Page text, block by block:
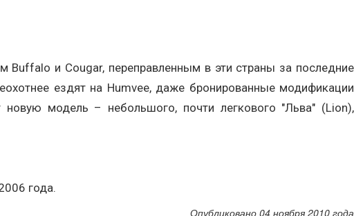
Buffalo и Cougar, переправленным в эти страны за последние
ездят на Humvee, даже бронированные модификации
модель – небольшого, почти легкового "Льва" (Lion),
года.
Опубликовано 04 ноября 2010 года